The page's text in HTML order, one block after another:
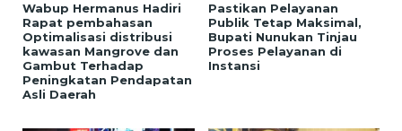
Wabup Hermanus Hadiri
Rapat pembahasan
Optimalisasi distribusi
kawasan Mangrove dan
Gambut Terhadap
Peningkatan Pendapatan
Asli Daerah
Pastikan Pelayanan
Publik Tetap Maksimal,
Bupati Nunukan Tinjau
Proses Pelayanan di
Instansi